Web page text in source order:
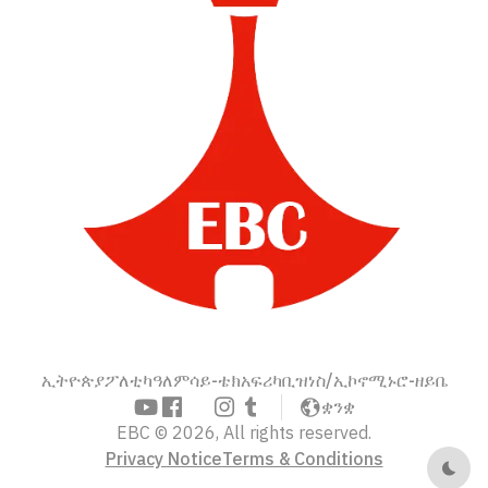
ኢትዮጵያፖለቲካዓለምሳይ-ቴክአፍሪካቢዝነስ/ኢኮኖሚኑሮ-ዘይቤ
ቋንቋ
EBC © 2026, All rights reserved.
Privacy NoticeTerms & Conditions